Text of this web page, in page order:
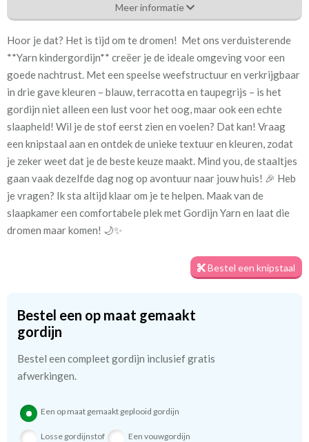
Eigenschappen gordijnstof
Artikelnummer
Patroon: 32 cm
Stofbreedte: 140 cm
Mate van verduistering: Half verduisterend
Meestal eerder, maar houd
rekening met
circa 1-2 weken
Materiaal:
De stof is al half
verduisterend.
Voordelen van het Yarn gordijn
je favoriete boekjes of filmpjes een stuk minder last hebben van
de zon. Perfect voor middagdutjes!
Meer informatie
Hoor je dat? Het is tijd om te dromen! Met ons verduisterende
**Yarn kindergordijn** creëer je de ideale omgeving voor een
goede nachtrust. Met een speelse weefstructuur en verkrijgbaar
in drie gave kleuren – blauw, terracotta en taupegrijs – is het
gordijn niet alleen een lust voor het oog, maar ook een echte
slaapheld! Wil je de stof eerst zien en voelen? Dat kan! Vraag
een knipstaal aan en ontdek de unieke textuur en kleuren, zodat
je zeker weet dat je de beste keuze maakt. Mind you, de staaltjes
gaan vaak dezelfde dag nog op avontuur naar jouw huis! 🎉 Heb
je vragen? Ik sta altijd klaar om je te helpen. Maak van de
slaapkamer een comfortabele plek met Gordijn Yarn en laat die
dromen maar komen! 🌙✨
Bestel een knipstaal
Bestel een op maat gemaakt
gordijn
Bestel een compleet gordijn inclusief gratis
afwerkingen.
Een op maat gemaakt geplooid gordijn
Losse gordijnstof Een vouwgordijn